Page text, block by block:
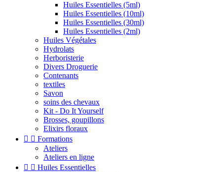
Huiles Essentielles (5ml)
Huiles Essentielles (10ml)
Huiles Essentielles (30ml)
Huiles Essentielles (2ml)
Huiles Végétales
Hydrolats
Herboristerie
Divers Droguerie
Contenants
textiles
Savon
soins des chevaux
Kit - Do It Yourself
Brosses, goupillons
Elixirs floraux
  Formations
Ateliers
Ateliers en ligne
  Huiles Essentielles